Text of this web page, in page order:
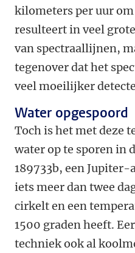
kilometers per uur
resulteert in veel
van spectraallijnen,
tegenover dat het
veel moeilijker
Water opgespoord
Toch is het met deze
water op te sporen in
189733b, een
iets meer dan twee
cirkelt en een
1500 graden heeft.
techniek ook al